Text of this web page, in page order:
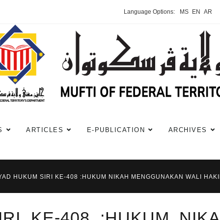
Language Options: MS EN AR
ARTICLES E-PUBLICATION ARCHIVES
HUKUM SIRI KE-408 :HUKUM NIKAH MENGGUNAKAN WALI